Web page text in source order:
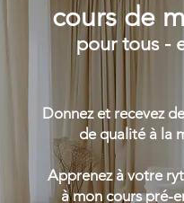
cours de
pour tous -
Donnez et recevez
de qualité à la
Apprenez à votre
à mon cours pré-